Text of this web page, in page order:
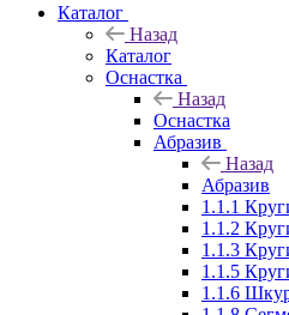
Каталог
Назад
Каталог
Оснастка
Назад
Оснастка
Абразив
Назад
Абразив
1.1.1
1.1.2
1.1.3
1.1.5
1.1.6